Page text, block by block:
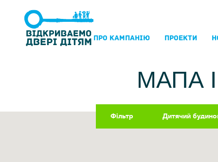
ПРО КАМПАНIЮ ПРОЕКТИ
МАПА
Фільтр Дитячий